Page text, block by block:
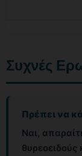
Συχνές
Πρέπει να
Ναι,